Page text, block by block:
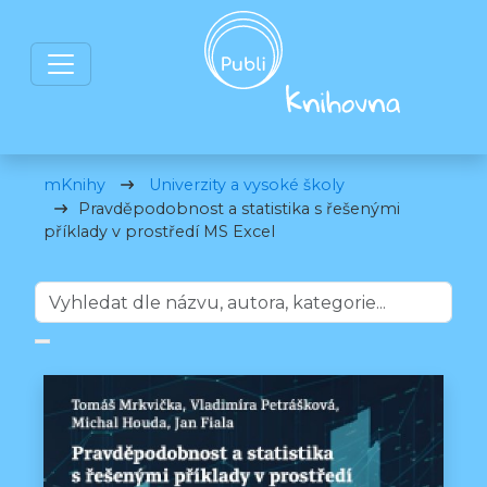
mKnihy
Univerzity a vysoké školy
Pravděpodobnost a statistika s řešenými
příklady v prostředí MS Excel